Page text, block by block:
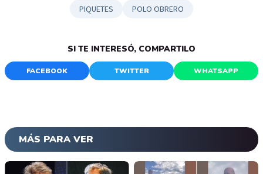
PIQUETES POLO OBRERO
SI TE INTERESÓ, COMPARTILO
FACEBOOK TWITTER WHATSAPP
MÁS PARA VER